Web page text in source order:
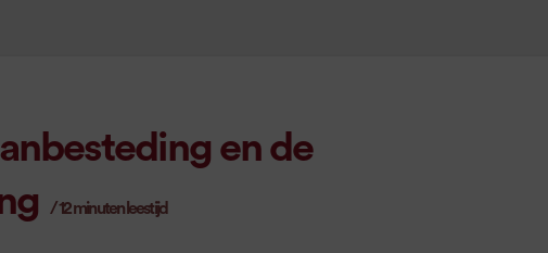
en de
/12minuten leestijd